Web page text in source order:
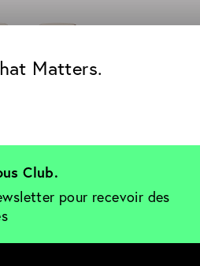
Matters.
Club.
pour recevoir des